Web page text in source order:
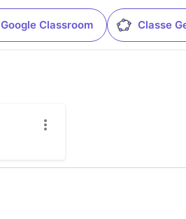
Google Classroom Classe